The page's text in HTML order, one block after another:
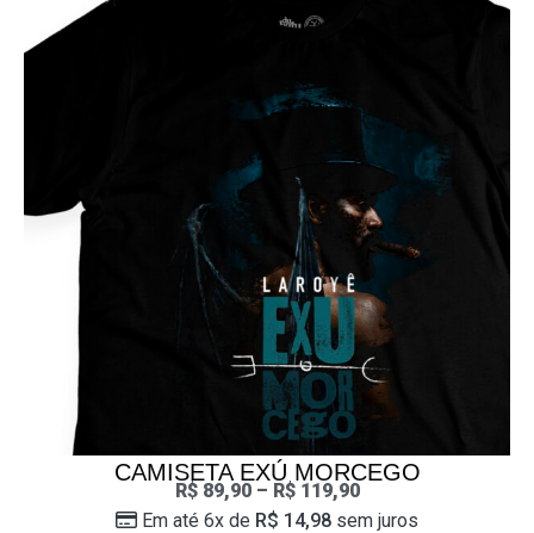
CAMISETA EXÚ MORCEGO
R$89,90– R$119,90
Em até 6x de R$ 14,98 sem juros